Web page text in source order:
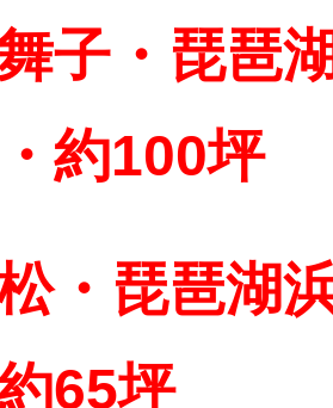
子・琵琶
約100坪
・琵琶湖
65坪